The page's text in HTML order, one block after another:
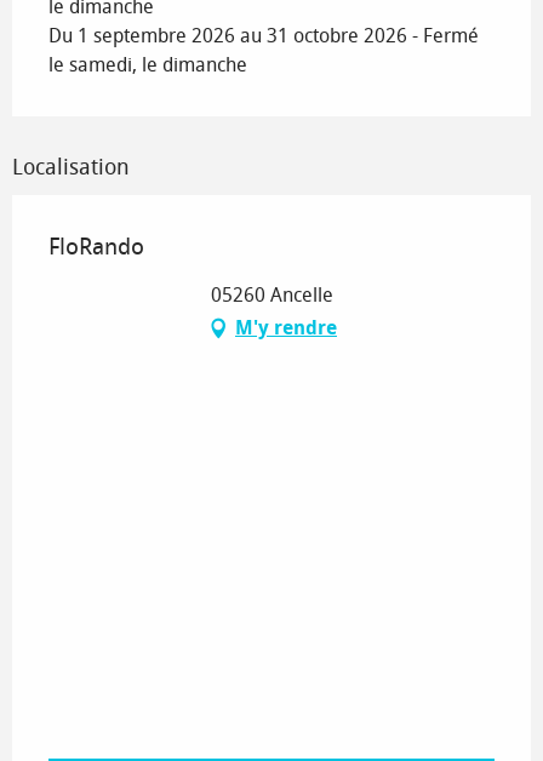
le dimanche
Du 1 septembre 2026 au 31 octobre 2026 - Fermé
le samedi, le dimanche
Localisation
FloRando
05260 Ancelle
M'y rendre